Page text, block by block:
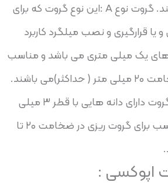
۲ نوع مختلف می باشند. گروت نوع A :این نوع گروت که برای
قرارگیری و نصب میلگرد کاربرد
های یک میلی متری می باشد و مناسب
برای گروت ریزی با ضخامت ۲۰ میلی متر ( حداکثر)می باشند.
گروت نوع B :این نوع گروت دارای دانه هایی با قطر ۳ میلی
متر می باشند که مناسب برای گروت ریزی در ضخامت ۲۰ تا
اپوکسی :